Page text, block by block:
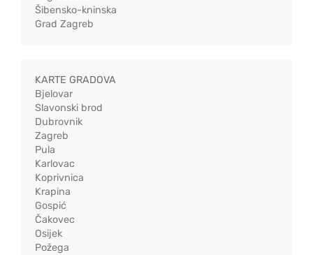
Šibensko-kninska
Grad Zagreb
KARTE GRADOVA
Bjelovar
Slavonski brod
Dubrovnik
Zagreb
Pula
Karlovac
Koprivnica
Krapina
Gospić
Čakovec
Osijek
Požega